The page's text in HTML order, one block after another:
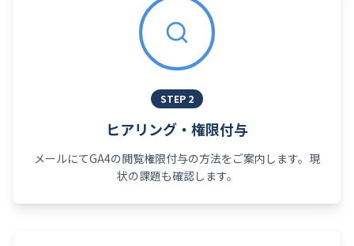
STEP 2
ヒアリング・権限付与
メールにてGA4の閲覧権限付与の方法をご案内します。現
状の課題も確認します。